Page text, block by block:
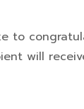
to
will